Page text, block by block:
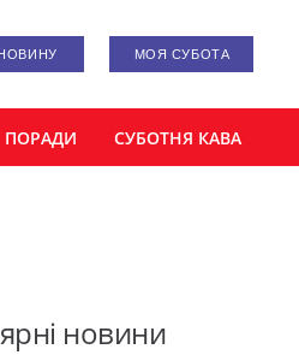
МОЯ СУБОТА
ПОРАДИ СУБОТНЯ КАВА
новини